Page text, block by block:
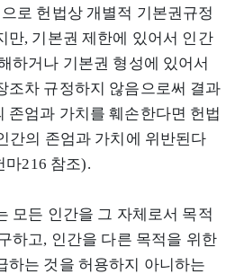
로 헌법상 개별적 기본권규정
만, 기본권 제한에 있어서 인간
하거나 기본권 형성에 있어서
조차 규정하지 않음으로써 결과
존엄과 가치를 훼손한다면 헌법
간의 존엄과 가치에 위반된다
마216 참조).
모든 인간을 그 자체로서 목적
하고, 인간을 다른 목적을 위한
하는 것을 허용하지 아니하는